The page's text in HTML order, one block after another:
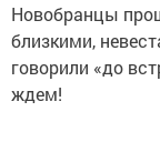
Новобранцы
близкими,
говорили «до
ждем!